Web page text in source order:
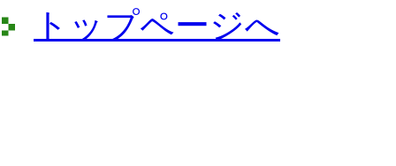
トップページへ